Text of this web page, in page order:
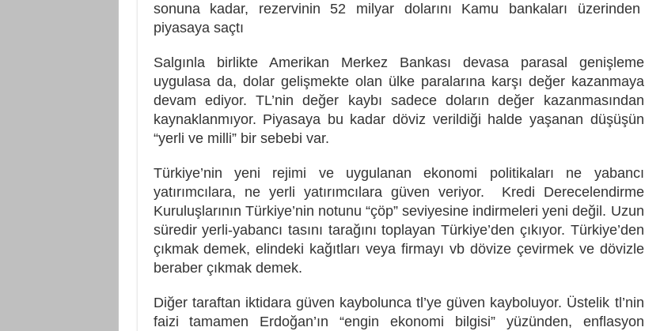
sonuna kadar, rezervinin 52 milyar dolarını Kamu bankaları üzerinden
piyasaya saçtı
Salgınla birlikte Amerikan Merkez Bankası devasa parasal genişleme
uygulasa da, dolar gelişmekte olan ülke paralarına karşı değer kazanmaya
devam ediyor. TL’nin değer kaybı sadece doların değer kazanmasından
kaynaklanmıyor. Piyasaya bu kadar döviz verildiği halde yaşanan düşüşün
“yerli ve milli” bir sebebi var.
Türkiye’nin yeni rejimi ve uygulanan ekonomi politikaları ne yabancı
yatırımcılara, ne yerli yatırımcılara güven veriyor. Kredi Derecelendirme
Kuruluşlarının Türkiye’nin notunu “çöp” seviyesine indirmeleri yeni değil. Uzun
süredir yerli-yabancı tasını tarağını toplayan Türkiye’den çıkıyor. Türkiye’den
çıkmak demek, elindeki kağıtları veya firmayı vb dövize çevirmek ve dövizle
beraber çıkmak demek.
Diğer taraftan iktidara güven kaybolunca tl’ye güven kayboluyor. Üstelik tl’nin
faizi tamamen Erdoğan’ın “engin ekonomi bilgisi” yüzünden, enflasyon